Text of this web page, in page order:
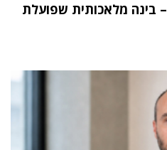
"העתיד הוא Physical AI – בינה מלאכותית שפועלת